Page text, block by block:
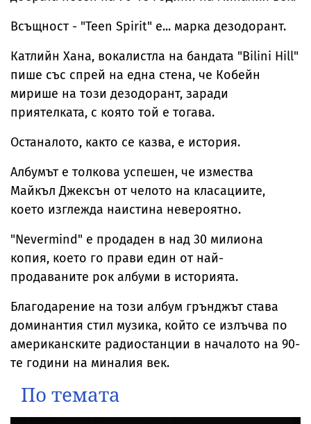
Всъщност - "Teen Spirit" e... марка дезодорант.
Катлийн Хана, вокалистла на бандата "Bilini Hill"
пише със спрей на една стена, че Кобейн
мирише на този дезодорант, заради
приятелката, с която той е тогава.
Останалото, както се казва, е история.
Албумът е толкова успешен, че измества
Майкъл Джексън от челото на класациите,
което изглежда наистина невероятно.
"Nevermind" е продаден в над 30 милиона
копия, което го прави един от най-
продаваните рок албуми в историята.
Благодарение на този албум грънджът става
доминантия стил музика, който се излъчва по
американските радиостанции в началото на 90-
те години на миналия век.
По темата